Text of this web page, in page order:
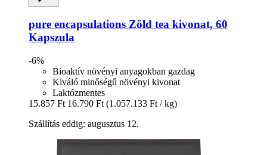
pure encapsulations Zöld tea kivonat, 60
Kapszula
-6%
Bioaktív növényi anyagokban gazdag
Kiváló minőségű növényi kivonat
Laktózmentes
15.857 Ft 16.790 Ft (1.057.133 Ft / kg)
Szállítás eddig: augusztus 12.